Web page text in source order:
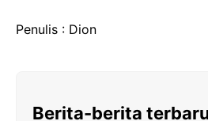
Penulis : Dion
Berita-berita